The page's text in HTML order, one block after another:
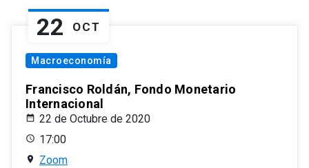
22 OCT
Macroeconomía
Francisco Roldán, Fondo Monetario
Internacional
22 de Octubre de 2020
17:00
Zoom